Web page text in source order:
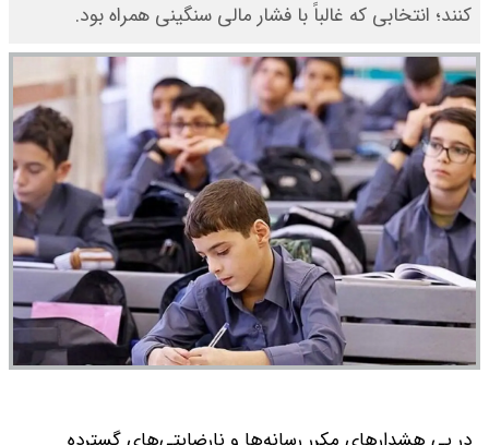
کنند؛ انتخابی که غالباً با فشار مالی سنگینی همراه بود.